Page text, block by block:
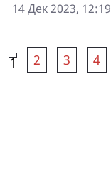
14 Дек 2023, 12:19
1 2 3 4